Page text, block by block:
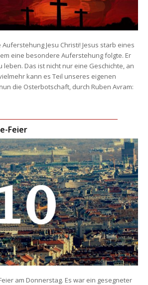
Jesu Christi! Jesus starb eines
eine besondere Auferstehung folgte. Er
leben. Das ist nicht nur eine Geschichte, an
kann es Teil unseres eigenen
die Osterbotschaft, durch Ruben Avram:
Feier
am Donnerstag. Es war ein gesegneter